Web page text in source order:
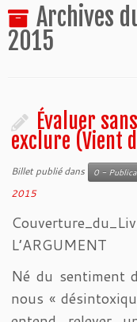
au
contenu
Archives
2015
Évaluer
exclure (Vient
Billet publié dans 0 -
2015
L’ARGUMENT
Né du sentiment
nous «